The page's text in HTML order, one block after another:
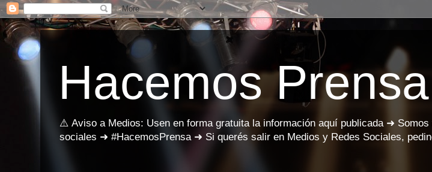
Hacemos Prensa
⚠️ Aviso a Medios: Usen en forma gratuita la información aquí publicada ➜
sociales ➜ #HacemosPrensa ➜ Si querés salir en Medios y Redes Sociales,